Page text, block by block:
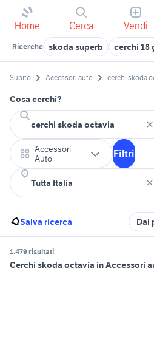
Home Cerca Vendi
Ricerche skoda superb cerchi 18
Subito Accessori auto cerchi skoda
Cosa cerchi?
Accessori
Auto
Filtri
Salva ricerca Dal
1.479 risultati
Cerchi skoda octavia in Accessori